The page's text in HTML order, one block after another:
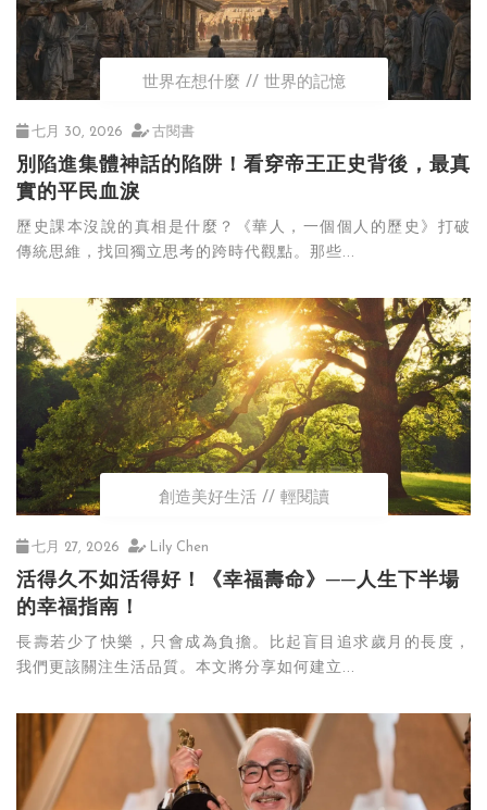
世界在想什麼 世界的記憶
七月 30, 2026 古閱書
別陷進集體神話的陷阱！看穿帝王正史背後，最真
實的平民血淚
歷史課本沒說的真相是什麼？《華人，一個個人的歷史》打破
傳統思維，找回獨立思考的跨時代觀點。那些...
創造美好生活 輕閱讀
七月 27, 2026 Lily Chen
活得久不如活得好！《幸福壽命》──人生下半場
的幸福指南！
長壽若少了快樂，只會成為負擔。比起盲目追求歲月的長度，
我們更該關注生活品質。本文將分享如何建立...